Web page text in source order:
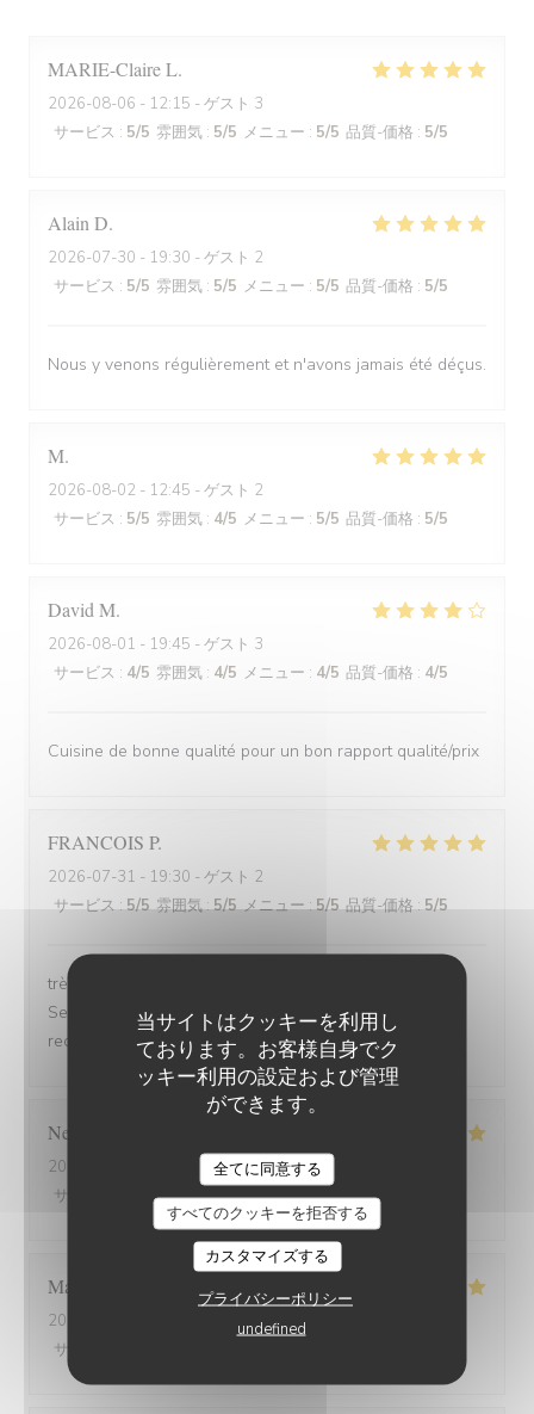
当サイトはクッキーを利用し
ております。お客様自身でク
ッキー利用の設定および管理
ができます。
全てに同意する
すべてのクッキーを拒否する
カスタマイズする
プライバシーポリシー
undefined
MARIE-ClaireL
2026-08-06 - 12:15 - ゲスト 3
サービス : 5/5 雰囲気 : 5/5 メニュー : 5/5 品質-価格 : 5/5
Alain D
2026-07-30 - 19:30 - ゲスト 2
サービス : 5/5 雰囲気 : 5/5 メニュー : 5/5 品質-価格 : 5/5
Nous y venons régulièrement et n'avons jamais été déçus.
M
2026-08-02 - 12:45 - ゲスト 2
サービス : 5/5 雰囲気 : 4/5 メニュー : 5/5 品質-価格 : 5/5
David M
2026-08-01 - 19:45 - ゲスト 3
サービス : 4/5 雰囲気 : 4/5 メニュー : 4/5 品質-価格 : 4/5
Cuisine de bonne qualité pour un bon rapport qualité/prix
FRANCOIS P
2026-07-31 - 19:30 - ゲスト 2
サービス:5/5 雰囲気:5/5 メニュー:5/5 品質-価格:5/5
très bonne soirée et très bon dîner, comme d'habitude.
Serveuse et serveur très professionnels. Nous
recommandons, jamais déçu.
Nelly
2026-07-31
- 20:00 - ゲスト 2
サービス
雰囲気:5/5 メニュー:5/5 品質-価格
Marion
2026-07-30
- 19:30 - ゲスト 2
サービス